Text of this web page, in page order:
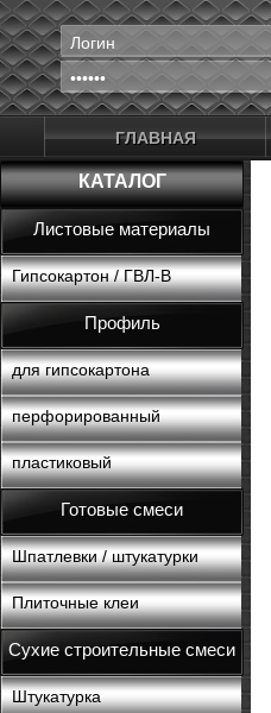
ГЛАВНАЯ
КАТАЛОГ
Листовые материалы
Гипсокартон / ГВЛ-В
Профиль
для гипсокартона
перфорированный
пластиковый
Готовые смеси
Шпатлевки / штукатурки
Плиточные клеи
Сухие строительные смеси
Штукатурка